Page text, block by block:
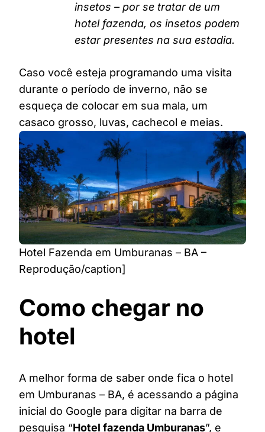
insetos – por se tratar de um
hotel fazenda, os insetos podem
estar presentes na sua estadia.
Caso você esteja programando uma visita
durante o período de inverno, não se
esqueça de colocar em sua mala, um
casaco grosso, luvas, cachecol e meias.
Hotel Fazenda em Umburanas – BA –
Reprodução/caption]
Como chegar no
hotel
A melhor forma de saber onde fica o hotel
em Umburanas – BA, é acessando a página
inicial do Google para digitar na barra de
pesquisa “Hotel fazenda Umburanas”, e